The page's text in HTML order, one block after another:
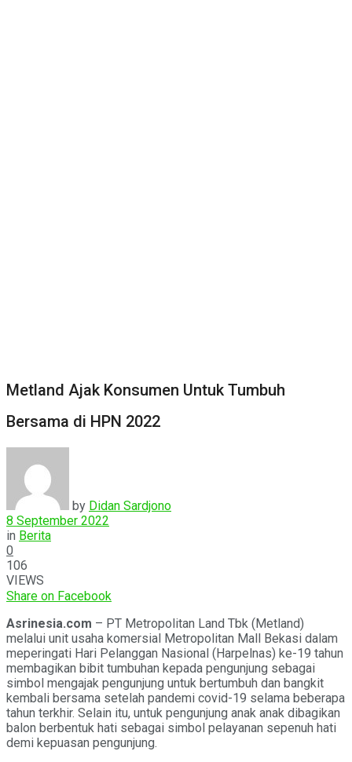
Metland Ajak Konsumen Untuk Tumbuh
Bersama di HPN 2022
by Didan Sardjono
8 September 2022
in Berita
0
106
VIEWS
Share on Facebook
Asrinesia.com – PT Metropolitan Land Tbk (Metland)
melalui unit usaha komersial Metropolitan Mall Bekasi dalam
meperingati Hari Pelanggan Nasional (Harpelnas) ke-19 tahun
membagikan bibit tumbuhan kepada pengunjung sebagai
simbol mengajak pengunjung untuk bertumbuh dan bangkit
kembali bersama setelah pandemi covid-19 selama beberapa
tahun terkhir. Selain itu, untuk pengunjung anak anak dibagikan
balon berbentuk hati sebagai simbol pelayanan sepenuh hati
demi kepuasan pengunjung.